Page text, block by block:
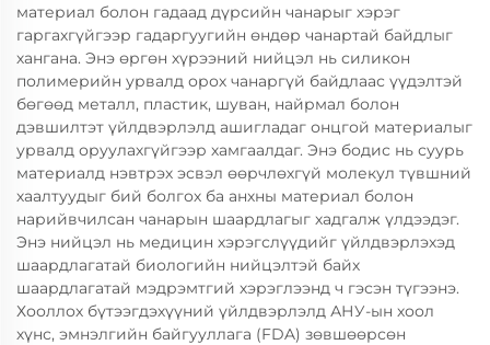
материал болон гадаад дүрсийн чанарыг хэрэг
гаргахгүйгээр гадаргуугийн өндөр чанартай байдлыг
хангана. Энэ өргөн хүрээний нийцэл нь силикон
полимерийн урвалд орох чанаргүй байдлаас үүдэлтэй
бөгөөд металл, пластик, шуван, найрмал болон
дэвшилтэт үйлдвэрлэлд ашигладаг онцгой материалыг
урвалд оруулахгүйгээр хамгаалдаг. Энэ бодис нь суурь
материалд нэвтрэх эсвэл өөрчлөхгүй молекул түвшний
хаалтуудыг бий болгох ба анхны материал болон
нарийвчилсан чанарын шаардлагыг хадгалж үлдээдэг.
Энэ нийцэл нь медицин хэрэгслүүдийг үйлдвэрлэхэд
шаардлагатай биологийн нийцэлтэй байх
шаардлагатай мэдрэмтгий хэрэглээнд ч гэсэн түгээнэ.
Хооллох бүтээгдэхүүний үйлдвэрлэлд АНУ-ын хоол
хүнс, эмнэлгийн байгууллага (FDA) зөвшөөрсөн